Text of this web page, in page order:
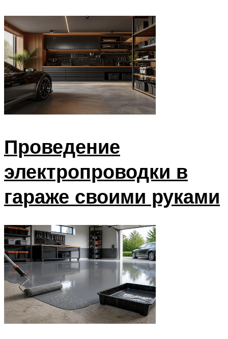
Проведение
электропроводки в
гараже своими руками